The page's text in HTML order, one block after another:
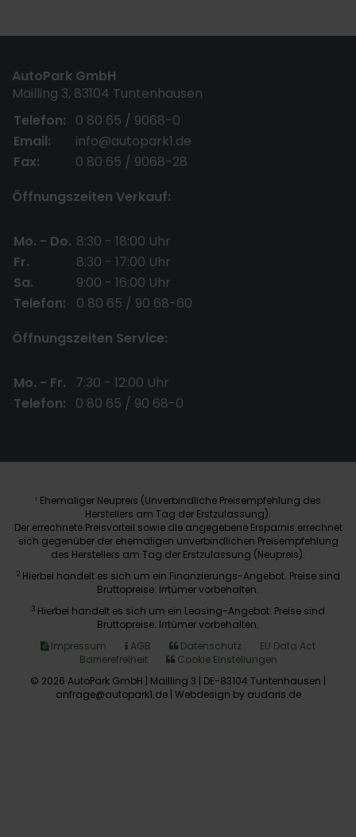
AutoPark GmbH
Mailling 3, 83104 Tuntenhausen
Telefon:
0 80 65 / 9068-0
Email:
info@autopark1.de
Fax:
0 80 65 / 9068-28
Öffnungszeiten Verkauf:
Mo. - Do. 8:30 - 18:00 Uhr
Fr.
8:30 - 17:00 Uhr
Sa.
9:00 - 16:00 Uhr
Telefon:
0 80 65 / 90 68-60
Öffnungszeiten Service:
Mo. - Fr.
7:30 - 12:00 Uhr
Telefon:
0 80 65 / 90 68-0
1 Ehemaliger Neupreis (Unverbindliche Preisempfehlung des
Herstellers am Tag der Erstzulassung).
Der errechnete Preisvorteil sowie die angegebene Ersparnis errechnet
sich gegenüber der ehemaligen unverbindlichen Preisempfehlung
des Herstellers am Tag der Erstzulassung (Neupreis).
2 Hierbei handelt es sich um ein Finanzierungs-Angebot. Preise sind
Bruttopreise. Irrtümer vorbehalten.
3 Hierbei handelt es sich um ein Leasing-Angebot. Preise sind
Bruttopreise. Irrtümer vorbehalten.
Impressum
AGB Datenschutz
EU Data Act
Barrierefreiheit
Cookie Einstellungen
© 2026 AutoPark GmbH | Mailling 3 | DE-83104 Tuntenhausen |
anfrage@autopark1.de | Webdesign by audaris.de